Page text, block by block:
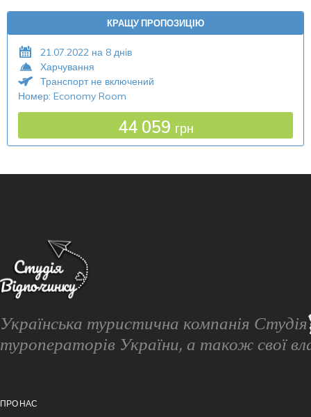
КРАЩУ ПРОПОЗИЦІЮ
21.07.2022 на 8 днів
Харчування
Транспорт не включений
Номер: Economy Room
44 059 грн
Українська туристична компанія Студія
туроператорів України, а також свої
ПРО НАС